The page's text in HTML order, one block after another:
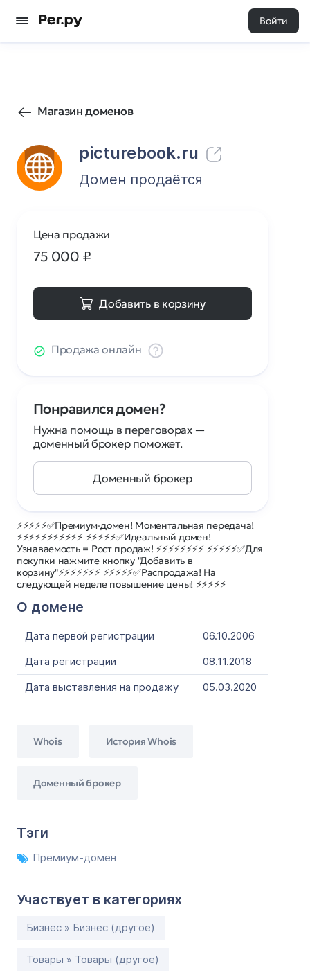
Войти
Магазин доменов
picturebook.ru
90 0
Домен продаётся
⚡⚡⚡⚡⚡✅Премиум-домен! Моментальная передача!
⚡⚡⚡⚡⚡⚡⚡⚡⚡⚡⚡ ⚡⚡⚡⚡⚡✅Идеальный домен!
Узнаваемость = Рост продаж! ⚡⚡⚡⚡⚡⚡⚡⚡ ⚡⚡⚡⚡⚡✅Для
покупки нажмите кнопку "Добавить в
корзину"⚡⚡⚡⚡⚡⚡⚡ ⚡⚡⚡⚡⚡✅Распродажа! На
следующей неделе повышение цены! ⚡⚡⚡⚡⚡
О домене
Дата первой регистрации
06.10.2006
Дата регистрации
08.11.2018
Дата выставления на продажу
05.03.2020
Whois История Whois
Доменный брокер
Тэги
Премиум-домен
Участвует в категориях
Бизнес » Бизнес (другое)
Товары » Товары (другое)
Цена продажи
75 000 ₽
Добавить в корзину
Продажа онлайн
Понравился домен?
Нужна помощь в переговорах —
доменный брокер поможет.
Доменный брокер